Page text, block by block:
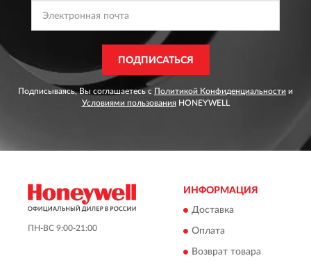
ПОДПИСАТЬСЯ
Подписываясь, Вы соглашаетесь с Политикой Конфиденциальности и
Условиями пользованияHONEYWELL
ПН-ВС 9:00-21:00
ИНФОРМАЦИЯ
Доставка
Оплата
Возврат товара